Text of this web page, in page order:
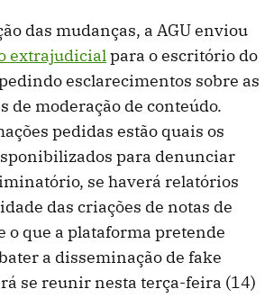
das mudanças, a AGU enviou
extrajudicialpara o escritório do
esclarecimentos sobre as
de moderação de conteúdo.
pedidas estão quais os
para denunciar
se haverá relatórios
das criações de notas de
o que a plataforma pretende
a disseminação de fake
se reunir nesta terça-feira (14)